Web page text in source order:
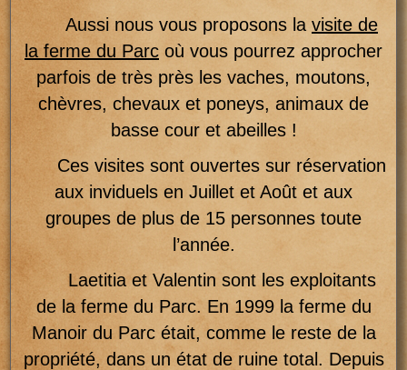
Aussi nous vous proposons la visite de
la ferme du Parc où vous pourrez approcher
parfois de très près les vaches, moutons,
chèvres, chevaux et poneys, animaux de
basse cour et abeilles !
Ces visites sont ouvertes sur réservation
aux inviduels en Juillet et Août et aux
groupes de plus de 15 personnes toute
l’année.
Laetitia et Valentin sont les exploitants
de la ferme du Parc. En 1999 la ferme du
Manoir du Parc était, comme le reste de la
propriété, dans un état de ruine total. Depuis